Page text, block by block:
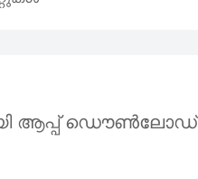
ആപ്പ് ഡൌൺലോഡ്